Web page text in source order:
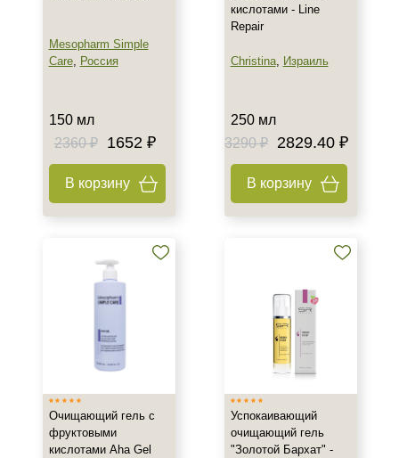
Акне
Показать еще
Защита
Область применения
Показать еще
Объём
Mesopharm Simple
Care, Россия
150 мл
2360 ₽
1652 ₽
В корзину
кислотами - Line
Repair
Christina, Израиль
250 мл
3290 ₽
2829.40 ₽
В корзину
Очищающий гель с
фруктовыми
кислотами Aha Gel
Успокаивающий
очищающий гель
"Золотой Бархат" -